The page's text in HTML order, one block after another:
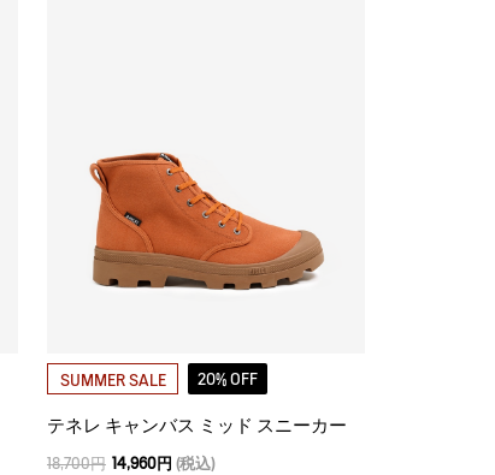
SUMMER SALE 20% OFF
テネレ キャンバス ミッド スニーカー
18,700円 14,960円 (税込)